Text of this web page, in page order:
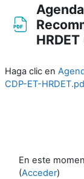
Haga clic en
CDP-ET-
En este
(Acceder)